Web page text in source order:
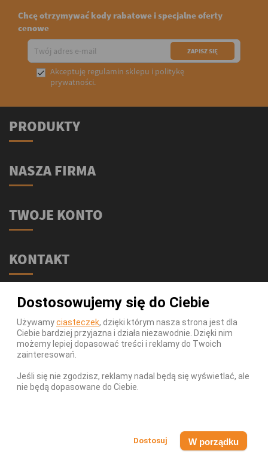
Chcę otrzymywać kody rabatowe i specjalne oferty
cenowe
 Akceptuję regulamin sklepu i politykę
prywatności.
Dostosowujemy się do Ciebie
Używamyciasteczek, dzięki którym nasza strona jest dla
Ciebie bardziej przyjazna i działa niezawodnie. Dzięki nim
możemy lepiej dopasować treści i reklamy do Twoich
zainteresowań.
Jeśli się nie zgodzisz, reklamy nadal będą się wyświetlać, ale
nie będą dopasowane do Ciebie.
W porządku
PRODUKTY
NASZA FIRMA
TWOJE KONTO
KONTAKT
ul. Stołeczna 2/lok 102
15-879 Białystok
Telefon:
539 111 590
Infolinia:Pn-Pt 9-17
E-mail:
info@swiatsupli.pl